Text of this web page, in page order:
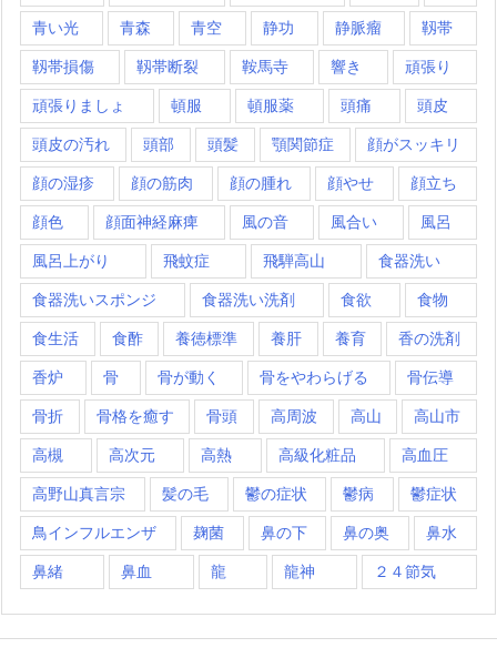
青い光 青森 青空 静功 静脈瘤 靱帯
靱帯損傷 靱帯断裂 鞍馬寺 響き 頑張り
頑張りましょ 頓服 頓服薬 頭痛 頭皮
頭皮の汚れ 頭部 頭髪 顎関節症 顔がスッキリ
顔の湿疹 顔の筋肉 顔の腫れ 顔やせ 顔立ち
顔色 顔面神経麻痺 風の音 風合い 風呂
風呂上がり 飛蚊症 飛騨高山 食器洗い
食器洗いスポンジ 食器洗い洗剤 食欲 食物
食生活 食酢 養徳標準 養肝 養育 香の洗剤
香炉 骨 骨が動く 骨をやわらげる 骨伝導
骨折 骨格を癒す 骨頭 高周波 高山 高山市
高槻 高次元 高熱 高級化粧品 高血圧
高野山真言宗 髪の毛 鬱の症状 鬱病 鬱症状
鳥インフルエンザ 麹菌 鼻の下 鼻の奥 鼻水
鼻緒 鼻血 龍 龍神 ２４節気